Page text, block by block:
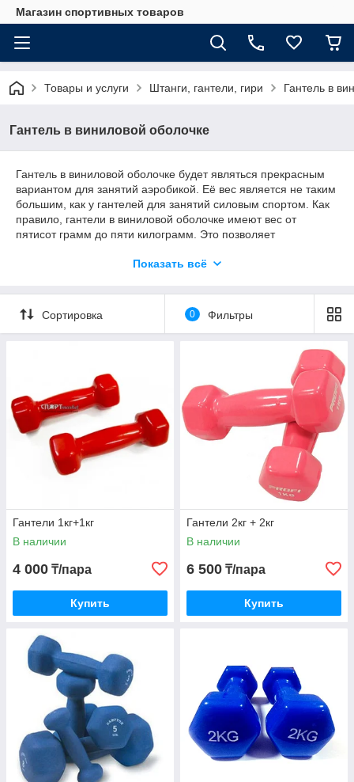
Магазин спортивных товаров
Товары и услуги Штанги, гантели, гири Гантель в
Гантель в виниловой оболочке
Гантель в виниловой оболочке будет являться прекрасным
вариантом для занятий аэробикой. Её вес является не таким
большим, как у гантелей для занятий силовым спортом. Как
правило, гантели в виниловой оболочке имеют вес от
пятисот грамм до пяти килограмм. Это позволяет
представительницам прекрасной половины человечества,
виниловой оболочке имеет довольно удобную форму, что
позволяет крепко фиксировать её в ладони.
Показать всё
Сортировка 0 Фильтры
Гантели 1кг+1кг
В наличии
4 000 ₸/пара
Купить
Гантели 2кг + 2кг
В наличии
6 500 ₸/пара
Купить